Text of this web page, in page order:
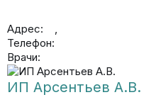
Адрес:
,
Телефон:
Врачи:
ИП Арсентьев А.В.